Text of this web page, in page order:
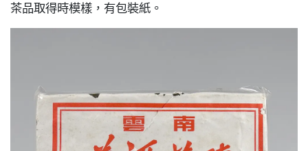
茶品取得時模樣，有包裝紙。